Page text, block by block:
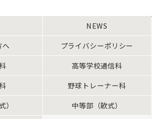
NEWS
へ
プライバシーポリシー
高等学校通信科
野球トレーナー科
）
中等部（軟式）